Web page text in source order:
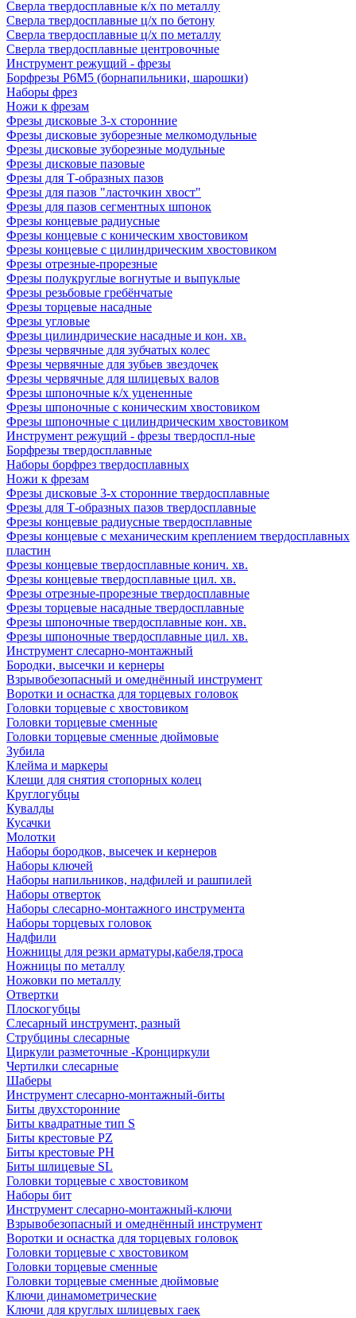
Сверла твердосплавные к/х по металлу
Сверла твердосплавные ц/х по бетону
Сверла твердосплавные ц/х по металлу
Сверла твердосплавные центровочные
Инструмент режущий - фрезы
Борфрезы Р6М5 (борнапильники, шарошки)
Наборы фрез
Ножи к фрезам
Фрезы дисковые 3-х сторонние
Фрезы дисковые зуборезные мелкомодульные
Фрезы дисковые зуборезные модульные
Фрезы дисковые пазовые
Фрезы для Т-образных пазов
Фрезы для пазов "ласточкин хвост"
Фрезы для пазов сегментных шпонок
Фрезы концевые радиусные
Фрезы концевые с коническим хвостовиком
Фрезы концевые с цилиндрическим хвостовиком
Фрезы отрезные-прорезные
Фрезы полукруглые вогнутые и выпуклые
Фрезы резьбовые гребёнчатые
Фрезы торцевые насадные
Фрезы угловые
Фрезы цилиндрические насадные и кон. хв.
Фрезы червячные для зубчатых колес
Фрезы червячные для зубьев звездочек
Фрезы червячные для шлицевых валов
Фрезы шпоночные к/х уцененные
Фрезы шпоночные с коническим хвостовиком
Фрезы шпоночные с цилиндрическим хвостовиком
Инструмент режущий - фрезы твердоспл-ные
Борфрезы твердосплавные
Наборы борфрез твердосплавных
Ножи к фрезам
Фрезы дисковые 3-х сторонние твердосплавные
Фрезы для Т-образных пазов твердосплавные
Фрезы концевые радиусные твердосплавные
Фрезы концевые с механическим креплением твердосплавных
пластин
Фрезы концевые твердосплавные конич. хв.
Фрезы концевые твердосплавные цил. хв.
Фрезы отрезные-прорезные твердосплавные
Фрезы торцевые насадные твердосплавные
Фрезы шпоночные твердосплавные кон. хв.
Фрезы шпоночные твердосплавные цил. хв.
Инструмент слесарно-монтажный
Бородки, высечки и кернеры
Взрывобезопасный и омеднённый инструмент
Воротки и оснаcтка для торцевых головок
Головки торцевые с хвостовиком
Головки торцевые сменные
Головки торцевые сменные дюймовые
Зубила
Клейма и маркеры
Клещи для снятия стопорных колец
Круглогубцы
Кувалды
Кусачки
Молотки
Наборы бородков, высечек и кернеров
Наборы ключей
Наборы напильников, надфилей и рашпилей
Наборы отверток
Наборы слесарно-монтажного инструмента
Наборы торцевых головок
Надфили
Ножницы для резки арматуры,кабеля,троса
Ножницы по металлу
Ножовки по металлу
Отвертки
Плоскогубцы
Слесарный инструмент, разный
Струбцины слесарные
Циркули разметочные -Кронциркули
Чертилки слесарные
Шаберы
Инструмент слесарно-монтажный-биты
Биты двухсторонние
Биты квадратные тип S
Биты крестовые РZ
Биты крестовые РН
Биты шлицевые SL
Головки торцевые с хвостовиком
Наборы бит
Инструмент слесарно-монтажный-ключи
Взрывобезопасный и омеднённый инструмент
Воротки и оснаcтка для торцевых головок
Головки торцевые с хвостовиком
Головки торцевые сменные
Головки торцевые сменные дюймовые
Ключи динамометрические
Ключи для круглых шлицевых гаек